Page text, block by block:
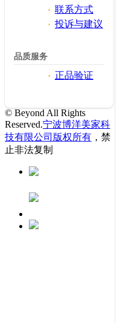
联系方式
投诉与建议
品质服务
正品验证
© Beyond All Rights
Reserved.宁波博洋美家科
技有限公司版权所有 ，禁
止非法复制